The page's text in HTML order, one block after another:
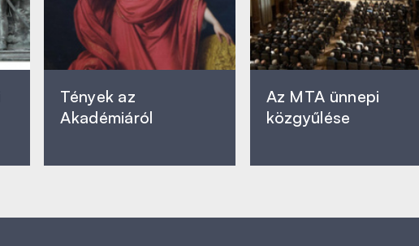
Tények az
Akadémiáról
Az MTA ünnepi
közgyűlése